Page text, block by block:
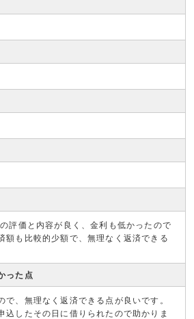
評価と内容が良く、金利も低かったので
額も比較的少額で、無理なく返済できる
った点
で、無理なく返済できる点が良いです。
込したその日に借りられたので助かりま